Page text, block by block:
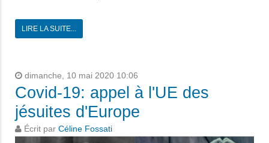
LIRE LA SUITE...
dimanche, 10 mai 2020 10:06
Covid-19: appel à l'UE des
jésuites d'Europe
Écrit par Céline Fossati